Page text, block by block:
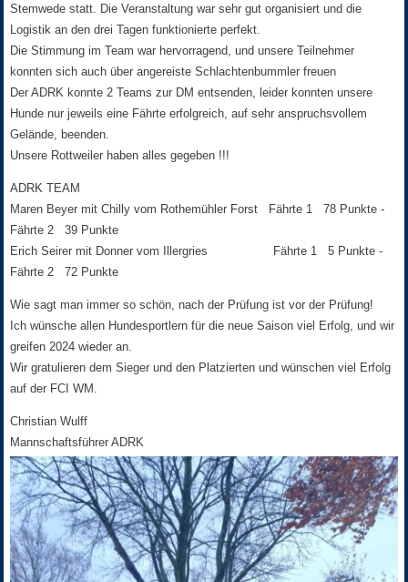
Stemwede statt. Die Veranstaltung war sehr gut organisiert und die
Logistik an den drei Tagen funktionierte perfekt.
Die Stimmung im Team war hervorragend, und unsere Teilnehmer
konnten sich auch über angereiste Schlachtenbummler freuen
Der ADRK konnte 2 Teams zur DM entsenden, leider konnten unsere
Hunde nur jeweils eine Fährte erfolgreich, auf sehr anspruchsvollem
Gelände, beenden.
Unsere Rottweiler haben alles gegeben !!!
ADRK TEAM
Maren Beyer mit Chilly vom Rothemühler Forst Fährte 1 78 Punkte -
Fährte 2 39 Punkte
Erich Seirer mit Donner vom Illergries Fährte 1 5 Punkte -
Fährte 2 72 Punkte
Wie sagt man immer so schön, nach der Prüfung ist vor der Prüfung!
Ich wünsche allen Hundesportlern für die neue Saison viel Erfolg, und wir
greifen 2024 wieder an.
Wir gratulieren dem Sieger und den Platzierten und wünschen viel Erfolg
auf der FCI WM.
Christian Wulff
Mannschaftsführer ADRK